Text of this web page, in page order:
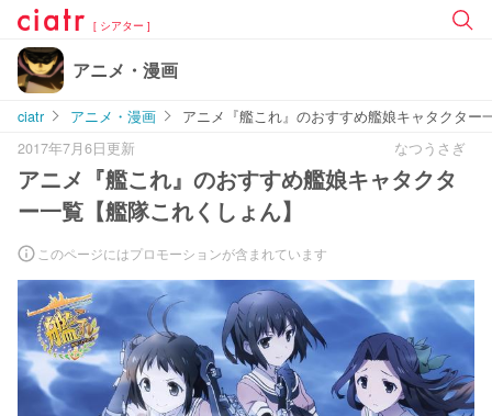
[ シアター ]
アニメ・漫画
ciatr アニメ・漫画
アニメ『艦これ』のおすすめ艦娘キャタクター
2017年7月6日更新
なつうさぎ
アニメ『艦これ』のおすすめ艦娘キャタクタ
ー一覧【艦隊これくしょん】
このページにはプロモーションが含まれています